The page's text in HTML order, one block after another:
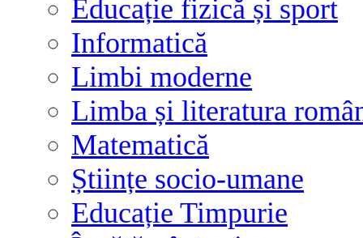
Educație fizică și sport
Informatică
Limbi moderne
Limba și literatura
Matematică
Științe socio-umane
Educație Timpurie